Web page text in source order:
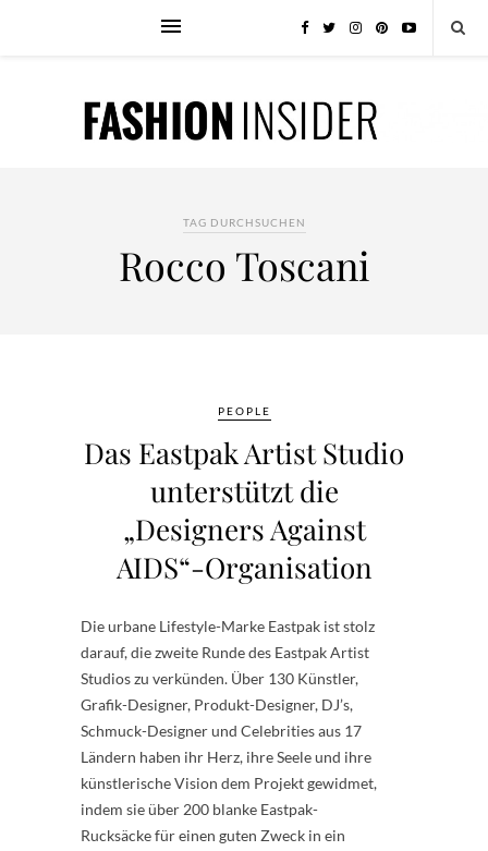
TAG DURCHSUCHEN
Rocco Toscani
PEOPLE
Das Eastpak Artist Studio
unterstützt die
„Designers Against
AIDS“-Organisation
Die urbane Lifestyle-Marke Eastpak ist stolz
darauf, die zweite Runde des Eastpak Artist
Studios zu verkünden. Über 130 Künstler,
Grafik-Designer, Produkt-Designer, DJ’s,
Schmuck-Designer und Celebrities aus 17
Ländern haben ihr Herz, ihre Seele und ihre
künstlerische Vision dem Projekt gewidmet,
indem sie über 200 blanke Eastpak-
Rucksäcke für einen guten Zweck in ein